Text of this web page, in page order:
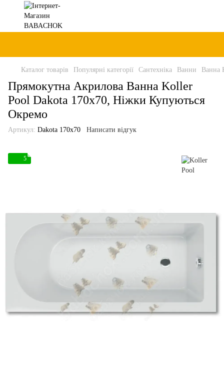
Каталог товарів Популярні категорії Сантехніка Ванни Ванна
Прямокутна Акрилова Ванна Koller
Pool Dakota 170x70, Ніжки Купуються
Окремо
Артикул: Dakota 170x70 Написати відгук
5